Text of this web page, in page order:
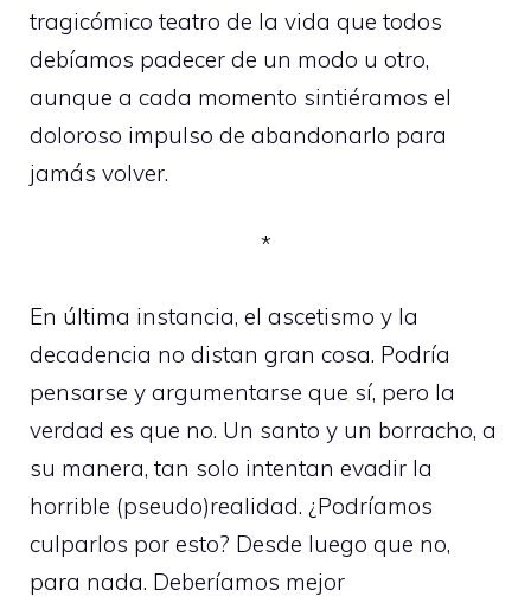
tragicómico teatro de la vida que todos
debíamos padecer de un modo u otro,
aunque a cada momento sintiéramos el
doloroso impulso de abandonarlo para
jamás volver.
*
En última instancia, el ascetismo y la
decadencia no distan gran cosa. Podría
pensarse y argumentarse que sí, pero la
verdad es que no. Un santo y un borracho, a
su manera, tan solo intentan evadir la
horrible (pseudo)realidad. ¿Podríamos
culparlos por esto? Desde luego que no,
para nada. Deberíamos mejor